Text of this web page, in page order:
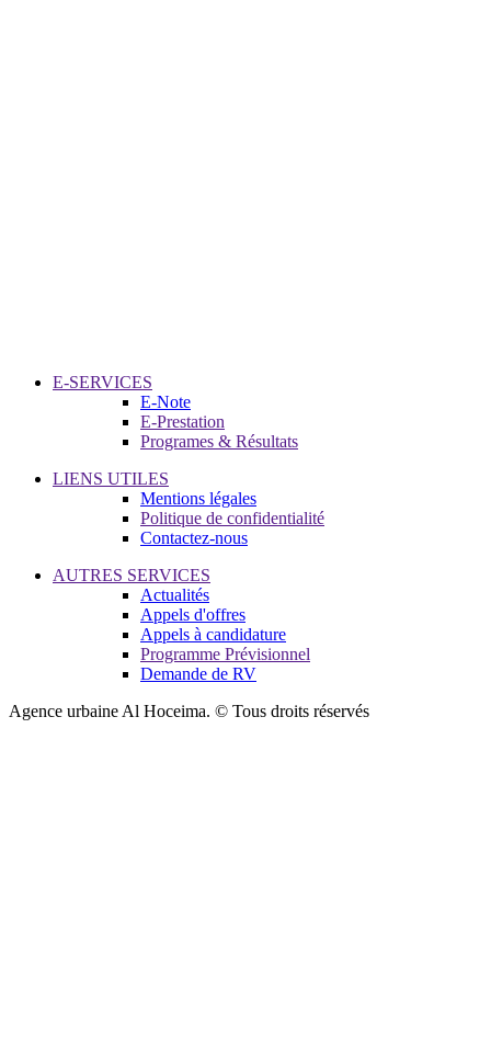
E-SERVICES
E-Note
E-Prestation
Programes & Résultats
LIENS UTILES
Mentions légales
Politique de confidentialité
Contactez-nous
AUTRES SERVICES
Actualités
Appels d'offres
Appels à candidature
Programme Prévisionnel
Demande de RV
Agence urbaine Al Hoceima. © Tous droits réservés